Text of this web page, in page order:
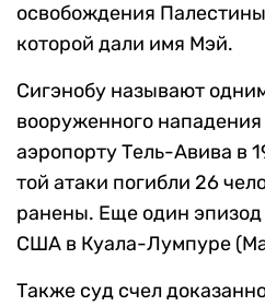
освобождения
которой дали имя Мэй.
Сигэнобу называют
вооруженного
аэропорту Тель-Авива в
той атаки погибли 26
ранены. Еще один эпизод
США в Куала-Лумпуре
Также суд счел